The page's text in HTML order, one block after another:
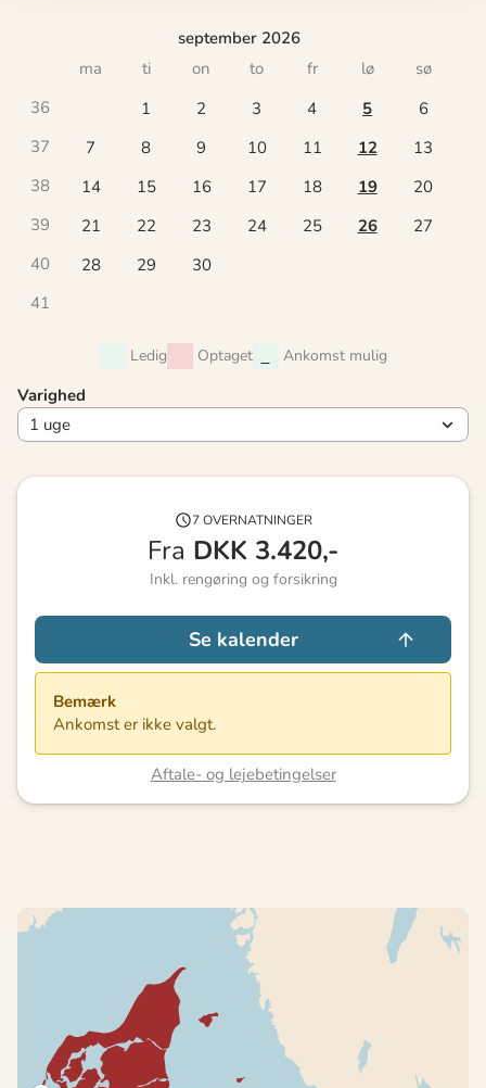
september 2026
ma
ti on to fr lø
sø
36
1 2 3 4 5
6
37
7 8 9 10 11 12
13
38
14 15 16 17 18 19
20
39
21 22 23 24 25 26
27
40
28 29
30
41
Ledig Optaget Ankomst mulig
Varighed
7 OVERNATNINGER
Fra DKK 3.420,-
Inkl. rengøring og forsikring
Se kalender
Bemærk
Ankomst er ikke valgt.
Aftale- og lejebetingelser